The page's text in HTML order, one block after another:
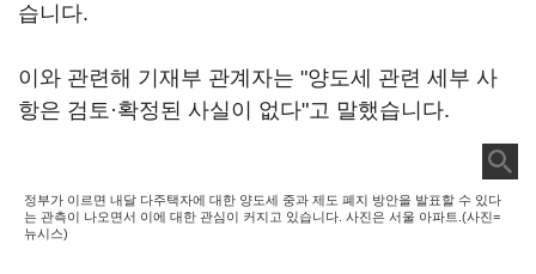
습니다.
이와 관련해 기재부 관계자는 "양도세 관련 세부 사
항은 검토·확정된 사실이 없다"고 말했습니다.
정부가 이르면 내달 다주택자에 대한 양도세 중과 제도 폐지 방안을 발표할 수 있다
는 관측이 나오면서 이에 대한 관심이 커지고 있습니다. 사진은 서울 아파트.(사진=
뉴시스)